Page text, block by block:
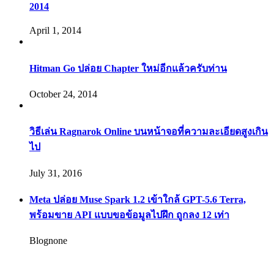
2014
April 1, 2014
Hitman Go ปล่อย Chapter ใหม่อีกแล้วครับท่าน
October 24, 2014
วิธีเล่น Ragnarok Online บนหน้าจอที่ความละเอียดสูงเกิน
ไป
July 31, 2016
Meta ปล่อย Muse Spark 1.2 เข้าใกล้ GPT-5.6 Terra,
พร้อมขาย API แบบขอข้อมูลไปฝึก ถูกลง 12 เท่า
Blognone